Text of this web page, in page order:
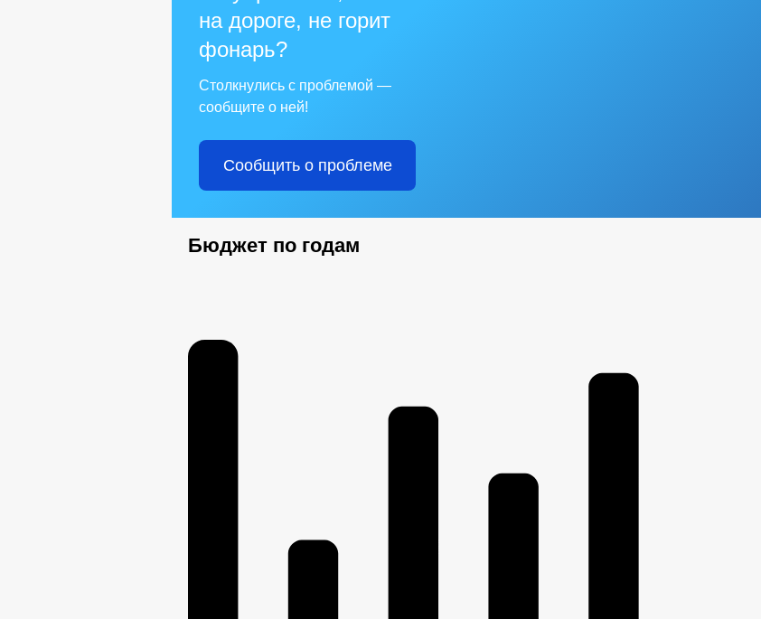
на дороге, не горит
фонарь?
Столкнулись с проблемой —
сообщите о ней!
Сообщить о проблеме
Бюджет по годам